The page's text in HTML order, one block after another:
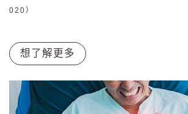
020）
想了解更多